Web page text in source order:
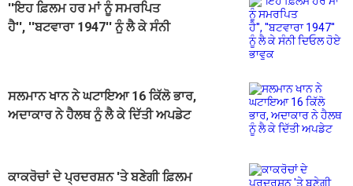
''ਇਹ ਫ਼ਿਲਮ ਹਰ ਮਾਂ ਨੂੰ ਸਮਰਪਿਤ
ਹੈ'', ''ਬਟਵਾਰਾ 1947'' ਨੂੰ ਲੈ ਕੇ ਸੰਨੀ
ਸਲਮਾਨ ਖਾਨ ਨੇ ਘਟਾਇਆ 16 ਕਿੱਲੋ ਭਾਰ,
ਅਦਾਕਾਰ ਨੇ ਹੈਲਥ ਨੂੰ ਲੈ ਕੇ ਦਿੱਤੀ ਅਪਡੇਟ
ਕਾਕਰੋਚਾਂ ਦੇ ਪ੍ਰਦਰਸ਼ਨ 'ਤੇ ਬਣੇਗੀ ਫ਼ਿਲਮ